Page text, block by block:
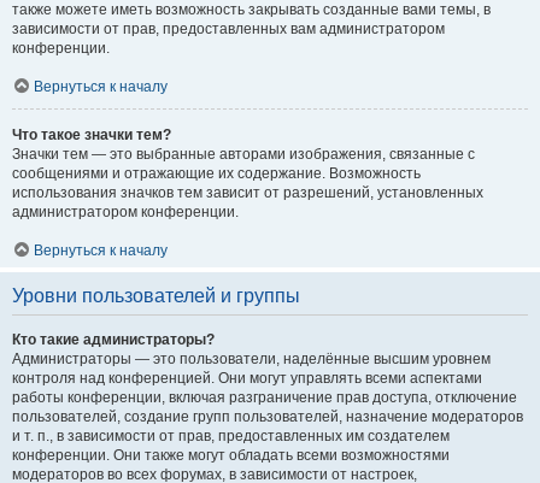
также можете иметь возможность закрывать созданные вами темы, в
зависимости от прав, предоставленных вам администратором
конференции.
Вернуться к началу
Что такое значки тем?
Значки тем — это выбранные авторами изображения, связанные с
сообщениями и отражающие их содержание. Возможность
использования значков тем зависит от разрешений, установленных
администратором конференции.
Вернуться к началу
Уровни пользователей и группы
Кто такие администраторы?
Администраторы — это пользователи, наделённые высшим уровнем
контроля над конференцией. Они могут управлять всеми аспектами
работы конференции, включая разграничение прав доступа, отключение
пользователей, создание групп пользователей, назначение модераторов
и т. п., в зависимости от прав, предоставленных им создателем
конференции. Они также могут обладать всеми возможностями
модераторов во всех форумах, в зависимости от настроек,